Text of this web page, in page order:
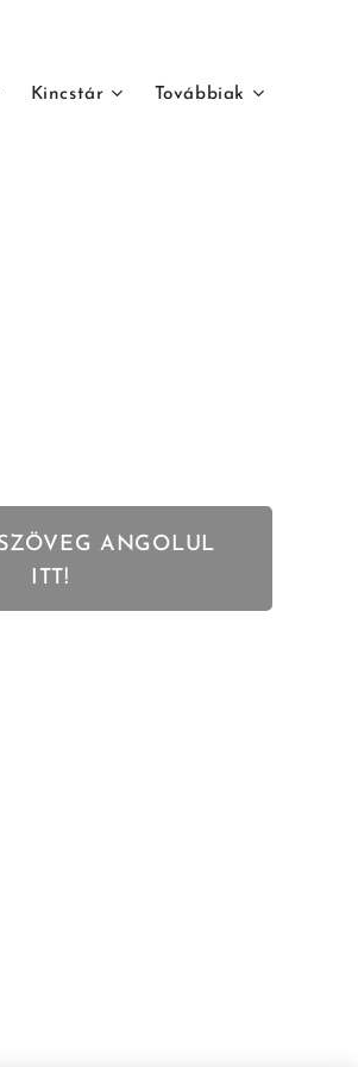
Kincstár Továbbiak
ANGOLUL
ITT!